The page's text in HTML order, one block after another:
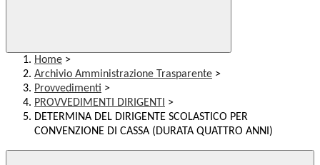
Home >
Archivio Amministrazione Trasparente >
Provvedimenti >
PROVVEDIMENTI DIRIGENTI >
DETERMINA DEL DIRIGENTE SCOLASTICO PER
CONVENZIONE DI CASSA (DURATA QUATTRO ANNI)